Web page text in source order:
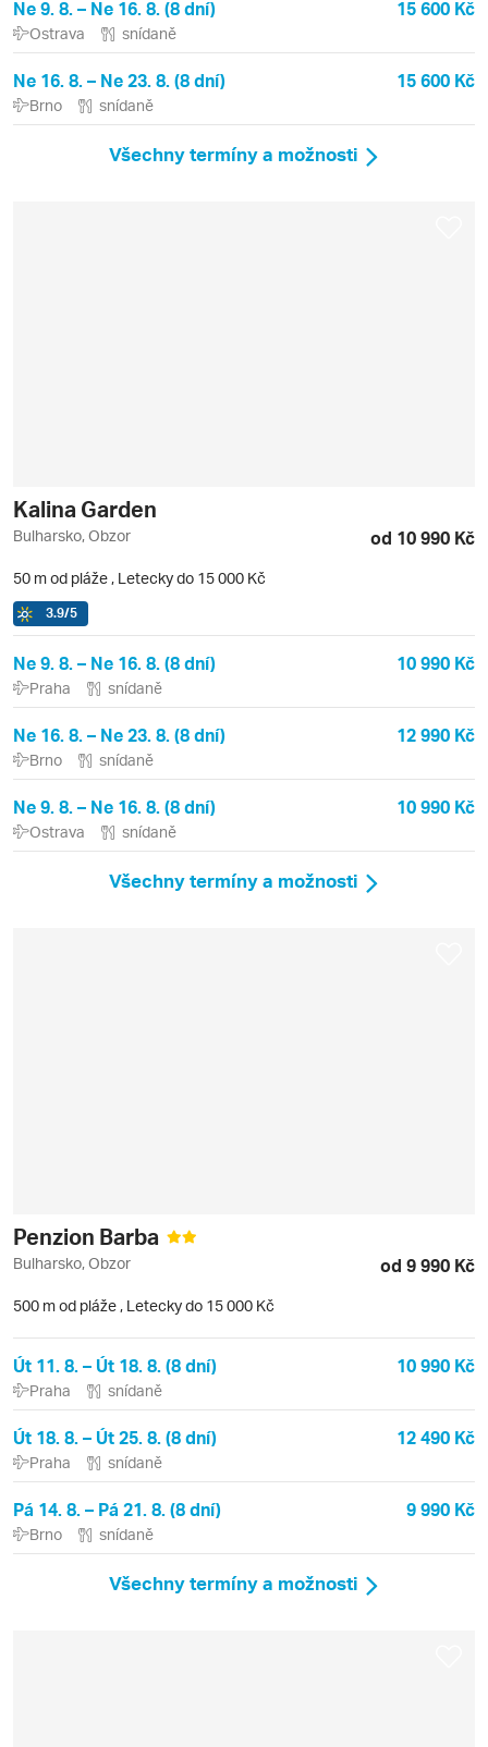
Ne 9. 8. – Ne 16. 8. (8 dní) 15 600 Kč
Ostrava snídaně
Ne 16. 8. – Ne 23. 8. (8 dní) 15 600 Kč
Brno snídaně
Všechny termíny a možnosti
Kalina Garden
Bulharsko, Obzor od 10 990 Kč
50 m od pláže , Letecky do 15 000 Kč
3.9/5
Ne 9. 8. – Ne 16. 8. (8 dní) 10 990 Kč
Praha snídaně
Ne 16. 8. – Ne 23. 8. (8 dní) 12 990 Kč
Brno snídaně
Ne 9. 8. – Ne 16. 8. (8 dní) 10 990 Kč
Ostrava snídaně
Všechny termíny a možnosti
Penzion Barba
Bulharsko, Obzor od 9 990 Kč
500 m od pláže , Letecky do 15 000 Kč
Út 11. 8. – Út 18. 8. (8 dní) 10 990 Kč
Praha snídaně
Út 18. 8. – Út 25. 8. (8 dní) 12 490 Kč
Praha snídaně
Pá 14. 8. – Pá 21. 8. (8 dní) 9 990 Kč
Brno snídaně
Všechny termíny a možnosti